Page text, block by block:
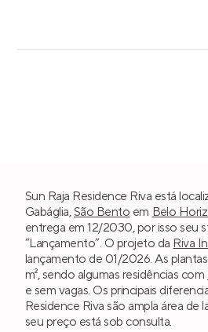
Sun Raja Residence Riva está
Gabáglia,São Bento em Belo
entrega em 12/2030, por isso seu
“Lançamento”. O projeto da Riva
lançamento de 01/2026. As
m², sendo algumas residências com
e sem vagas. Os principais
Residence Riva são ampla área de
seu preço está sob consulta.